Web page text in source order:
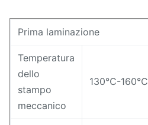
Prima laminazione
Temperatura
dello
stampo
meccanico
130℃-160℃